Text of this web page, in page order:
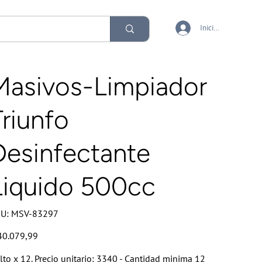
Iniciar sesión
Limpiador
500cc
SKU
MSV-
MSV-83297
x 12. Precio unitario: 3340 - Cantidad minima 12